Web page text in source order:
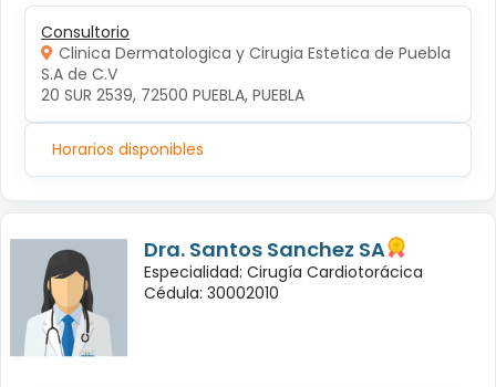
Consultorio
Clinica Dermatologica y Cirugia Estetica de Puebla
S.A de C.V
20 SUR 2539, 72500 PUEBLA, PUEBLA
Horarios disponibles
Dra. Santos Sanchez SA
Especialidad: Cirugía Cardiotorácica
Cédula: 30002010